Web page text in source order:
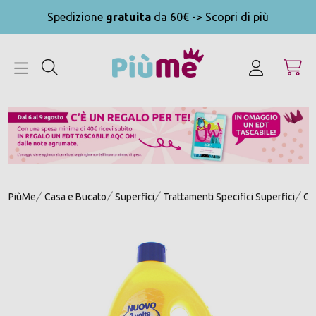
Spedizione gratuita da 60€ -> Scopri di più
PiùMe Casa e Bucato Superfici Trattamenti Specifici Superfici